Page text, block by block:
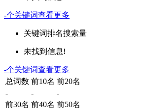
-个关键词查看更多
关键词排名搜索量
未找到信息!
-个关键词查看更多
总词数 前10名 前20名
-
-
-
前30名 前40名 前50名